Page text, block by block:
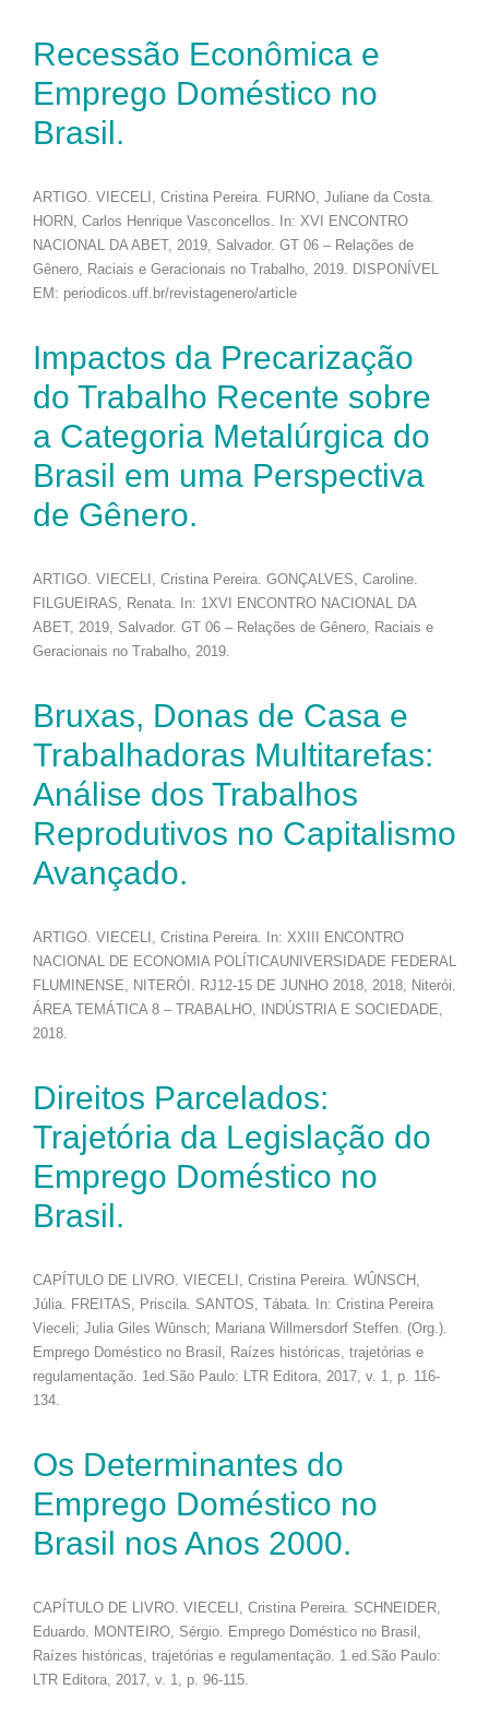
Recessão Econômica e
Emprego Doméstico no
Brasil.
ARTIGO. VIECELI, Cristina Pereira. FURNO, Juliane da Costa.
HORN, Carlos Henrique Vasconcellos. In: XVI ENCONTRO
NACIONAL DA ABET, 2019, Salvador. GT 06 – Relações de
Gênero, Raciais e Geracionais no Trabalho, 2019. DISPONÍVEL
EM: periodicos.uff.br/revistagenero/article
Impactos da Precarização
do Trabalho Recente sobre
a Categoria Metalúrgica do
Brasil em uma Perspectiva
de Gênero.
ARTIGO. VIECELI, Cristina Pereira. GONÇALVES, Caroline.
FILGUEIRAS, Renata. In: 1XVI ENCONTRO NACIONAL DA
ABET, 2019, Salvador. GT 06 – Relações de Gênero, Raciais e
Geracionais no Trabalho, 2019.
Bruxas, Donas de Casa e
Trabalhadoras Multitarefas:
Análise dos Trabalhos
Reprodutivos no Capitalismo
Avançado.
ARTIGO. VIECELI, Cristina Pereira. In: XXIII ENCONTRO
NACIONAL DE ECONOMIA POLÍTICAUNIVERSIDADE FEDERAL
FLUMINENSE, NITERÓI. RJ12-15 DE JUNHO 2018, 2018, Niterói.
ÁREA TEMÁTICA 8 – TRABALHO, INDÚSTRIA E SOCIEDADE,
2018.
Direitos Parcelados:
Trajetória da Legislação do
Emprego Doméstico no
Brasil.
CAPÍTULO DE LIVRO. VIECELI, Cristina Pereira. WÛNSCH,
Júlia. FREITAS, Priscila. SANTOS, Tábata. In: Cristina Pereira
Vieceli; Julia Giles Wûnsch; Mariana Willmersdorf Steffen. (Org.).
Emprego Doméstico no Brasil, Raízes históricas, trajetórias e
regulamentação. 1ed.São Paulo: LTR Editora, 2017, v. 1, p. 116-
134.
Os Determinantes do
Emprego Doméstico no
Brasil nos Anos 2000.
CAPÍTULO DE LIVRO. VIECELI, Cristina Pereira. SCHNEIDER,
Eduardo. MONTEIRO, Sérgio. Emprego Doméstico no Brasil,
Raízes históricas, trajetórias e regulamentação. 1.ed.São Paulo:
LTR Editora, 2017, v. 1, p. 96-115.